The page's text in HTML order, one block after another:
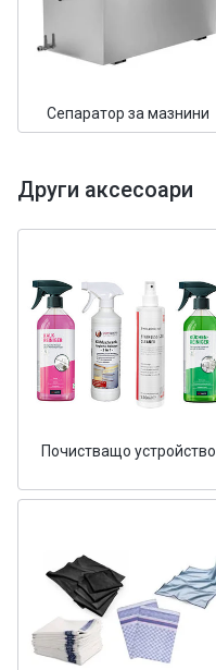
Сепаратор за мазнини
Други аксесоари
Почистващо устройство